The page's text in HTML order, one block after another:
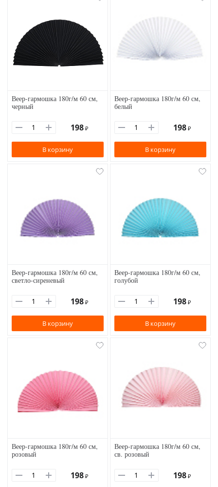
Веер-гармошка 180г/м 60 см,
черный
198 ₽
В корзину
Веер-гармошка 180г/м 60 см,
белый
198 ₽
В корзину
Веер-гармошка 180г/м 60 см,
светло-сиреневый
198 ₽
В корзину
Веер-гармошка 180г/м 60 см,
голубой
198 ₽
В корзину
Веер-гармошка 180г/м 60 см,
розовый
198 ₽
Веер-гармошка 180г/м 60 см,
св. розовый
198 ₽